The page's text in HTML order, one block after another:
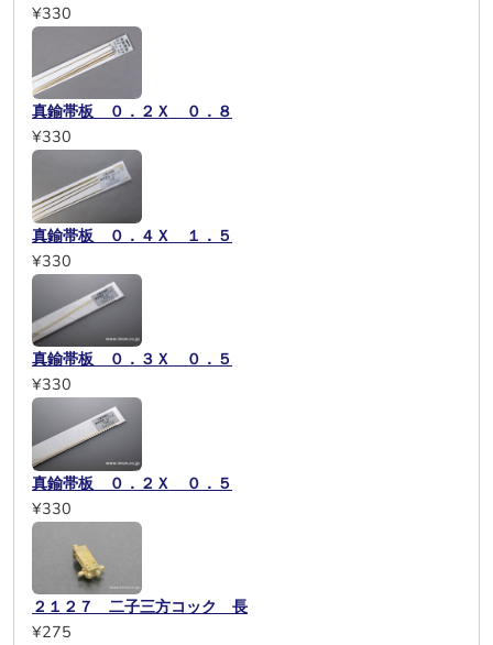
¥330
真鍮帯板 ０．２Ｘ ０．８
¥330
真鍮帯板 ０．４Ｘ １．５
¥330
真鍮帯板 ０．３Ｘ ０．５
¥330
真鍮帯板 ０．２Ｘ ０．５
¥330
２１２７ 二子三方コック 長
¥275